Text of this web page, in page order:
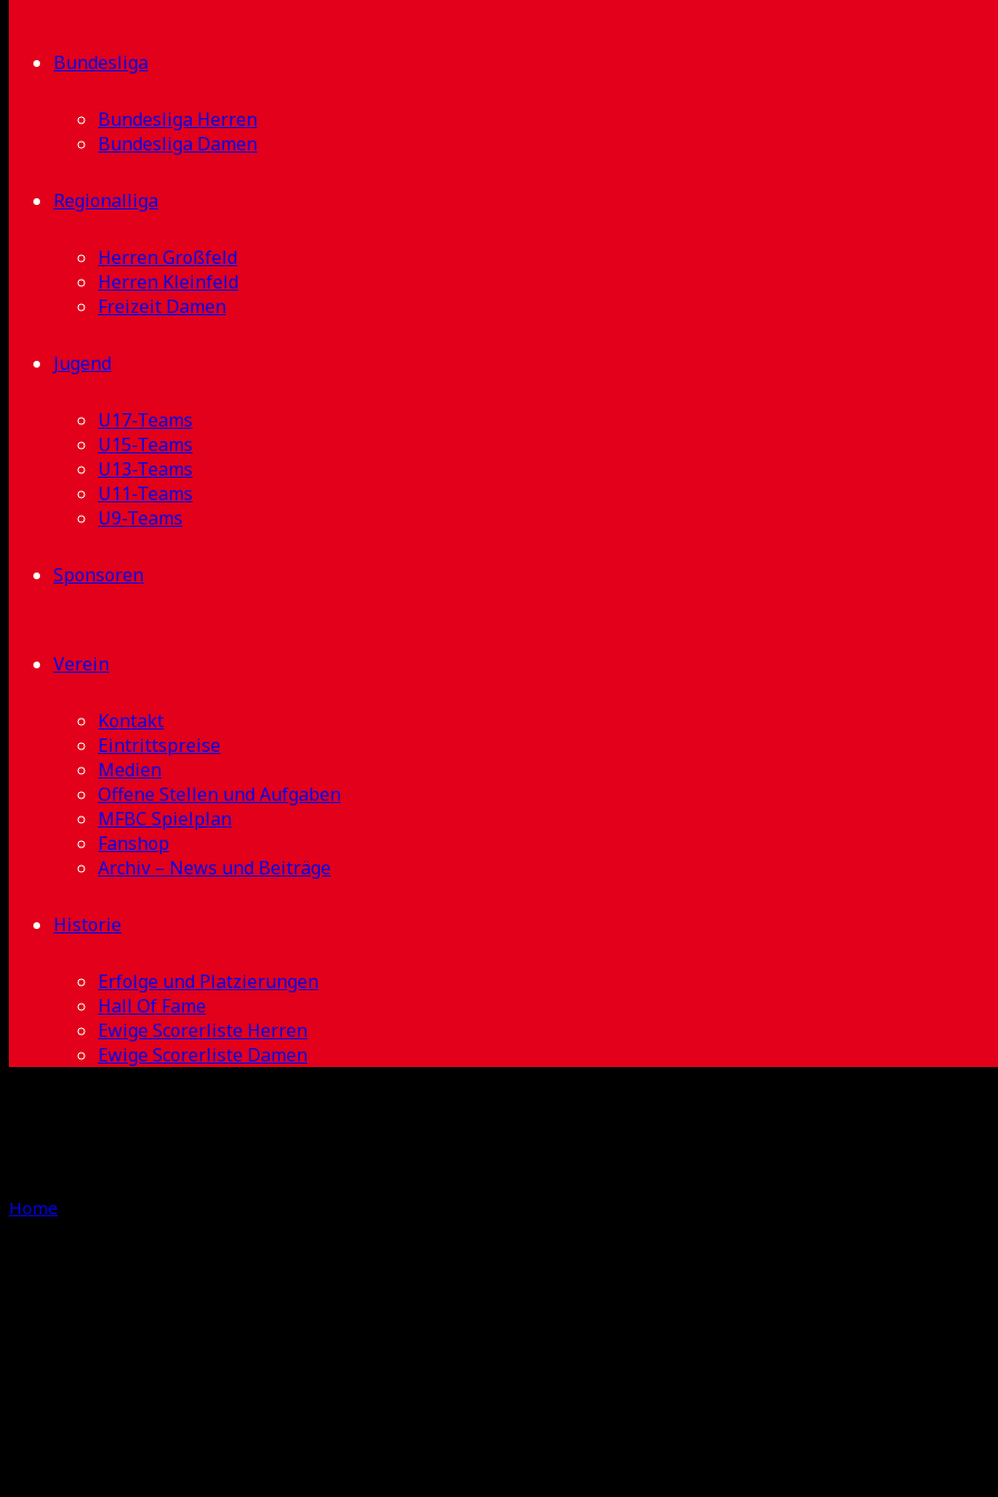
Bundesliga
Bundesliga Herren
Bundesliga Damen
Regionalliga
Herren Großfeld
Herren Kleinfeld
Freizeit Damen
Jugend
U17-Teams
U15-Teams
U13-Teams
U11-Teams
U9-Teams
Sponsoren
Verein
Kontakt
Eintrittspreise
Medien
Offene Stellen und Aufgaben
MFBC Spielplan
Fanshop
Archiv – News und Beiträge
Historie
Erfolge und Platzierungen
Hall Of Fame
Ewige Scorerliste Herren
Ewige Scorerliste Damen
Home